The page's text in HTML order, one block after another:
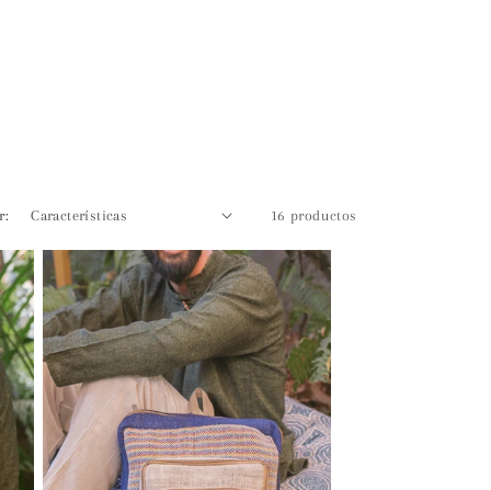
16 productos